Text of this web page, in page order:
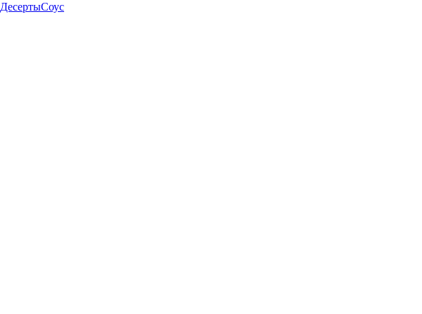
ДесертыСоус